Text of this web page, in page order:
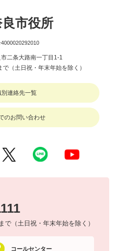
市役所
二条大路南一丁目1-1
（土日祝・年末年始を除く）
別連絡先一覧
のお問い合わせ
で（土日祝・年末年始を除く）
コールセンター